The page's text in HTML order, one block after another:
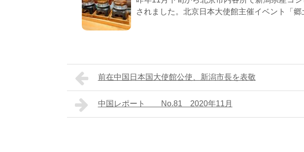
されました。北京日本大使館主催イベント「
前在中国日本国大使館公使、新潟市長を表敬
中国レポート No.81 2020年11月